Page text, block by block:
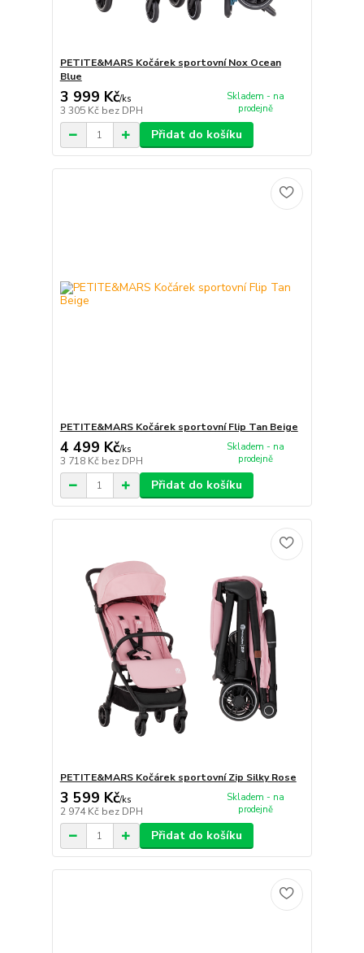
PETITE&MARS Kočárek sportovní Nox Ocean
Blue
3 999 Kč/ks
3 305 Kč bez DPH
Skladem - na
prodejně
Přidat do košíku
PETITE&MARS Kočárek sportovní Flip Tan Beige
4 499 Kč/ks
3 718 Kč bez DPH
Skladem - na
prodejně
Přidat do košíku
PETITE&MARS Kočárek sportovní Zip Silky Rose
3 599 Kč/ks
2 974 Kč bez DPH
Skladem - na
prodejně
Přidat do košíku